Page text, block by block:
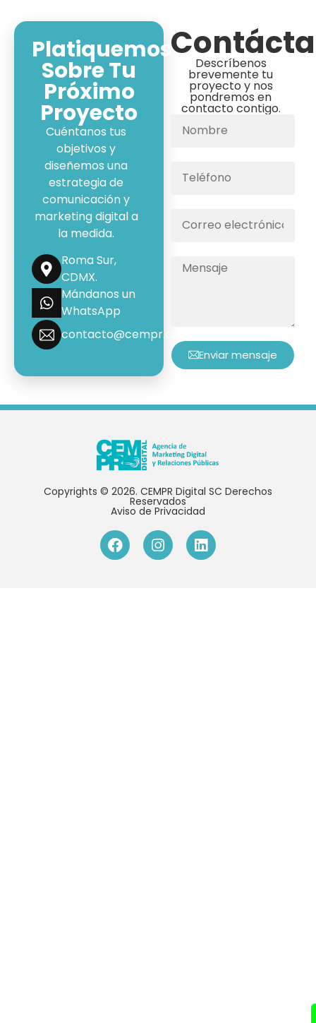
Platiquemos
Sobre Tu
Próximo
Proyecto
Cuéntanos tus
objetivos y
diseñemos una
estrategia de
comunicación y
marketing digital a
la medida.
Roma Sur,
CDMX.
Mándanos un
WhatsApp
contacto@cempr.com.mx
Descríbenos
brevemente tu
proyecto y nos
pondremos en
contacto contigo.
Enviar mensaje
Copyrights © 2026. CEMPR Digital SC Derechos
Reservados
Aviso de Privacidad